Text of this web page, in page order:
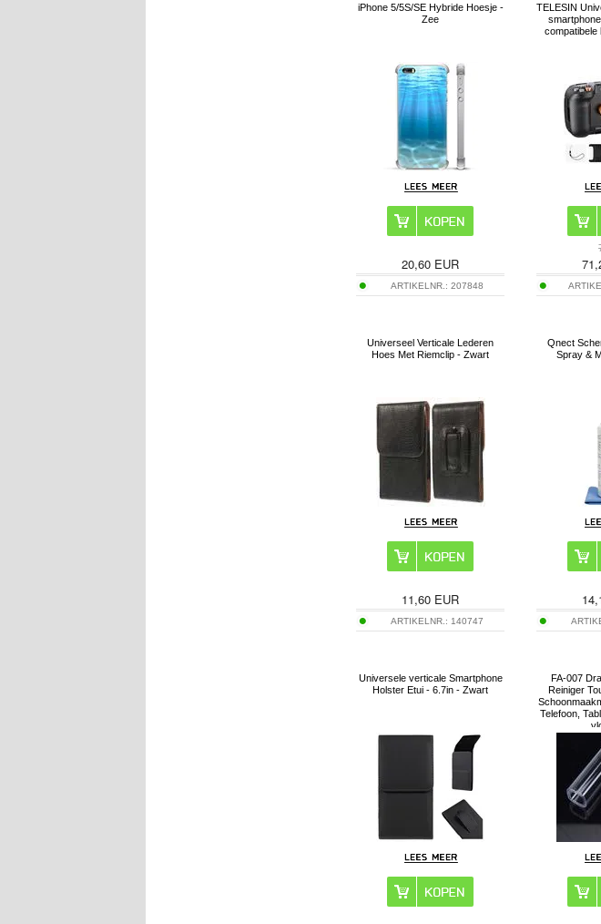
iPhone 5/5S/SE Hybride Hoesje -
Zee
20,60 EUR
ARTIKELNR.:207848
TELESIN
compatibele
Universeel Verticale Lederen
Hoes Met Riemclip - Zwart
11,60 EUR
ARTIKELNR.: 140747
Qnect
Spray &
Universele verticale Smartphone
Holster Etui - 6.7in - Zwart
FA-007
Reiniger
Telefoon,